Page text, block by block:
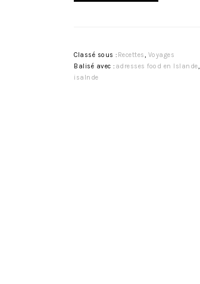
Classé sous : Recettes, Voyages
Balisé avec : adresses food en Islande,
isalnde